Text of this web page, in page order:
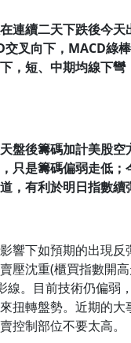
連續二天下跌後今天
交叉向下，MACD綠
，短、中期均線下彎
盤後籌碼加計美股空
只是籌碼偏弱走低；
，有利於明日指數續
響下如預期的出現反
壓沈重(櫃買指數開
線。目前技術仍偏弱
扭轉盤勢。近期的大
控制部位不要太高。